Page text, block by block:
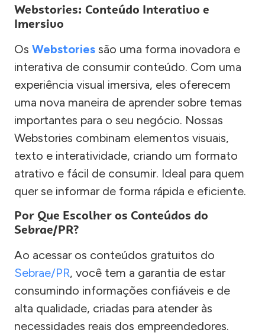
Webstories: Conteúdo Interativo e
Imersivo
Os Webstories são uma forma inovadora e
interativa de consumir conteúdo. Com uma
experiência visual imersiva, eles oferecem
uma nova maneira de aprender sobre temas
importantes para o seu negócio. Nossas
Webstories combinam elementos visuais,
texto e interatividade, criando um formato
atrativo e fácil de consumir. Ideal para quem
quer se informar de forma rápida e eficiente.
Por Que Escolher os Conteúdos do
Sebrae/PR?
Ao acessar os conteúdos gratuitos do
Sebrae/PR, você tem a garantia de estar
consumindo informações confiáveis e de
alta qualidade, criadas para atender às
necessidades reais dos empreendedores.